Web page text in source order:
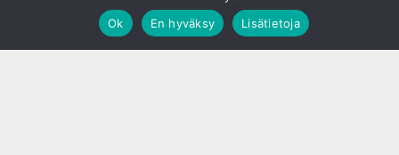
Ok
En hyväksy Lisätietoja